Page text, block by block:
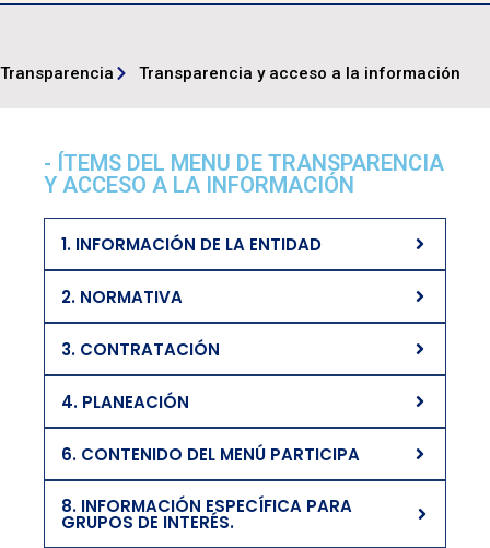
Transparencia Transparencia y acceso a la información
- ÍTEMS DEL MENU DE TRANSPARENCIA
Y ACCESO A LA INFORMACIÓN
1. INFORMACIÓN DE LA ENTIDAD
2. NORMATIVA
3. CONTRATACIÓN
4. PLANEACIÓN
6. CONTENIDO DEL MENÚ PARTICIPA
8. INFORMACIÓN ESPECÍFICA PARA
GRUPOS DE INTERÉS.